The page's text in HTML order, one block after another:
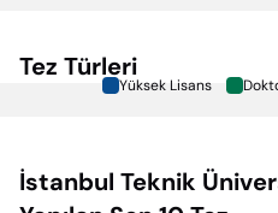
Tez Türleri
Yüksek Lisans
İstanbul Teknik